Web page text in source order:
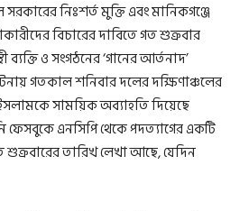
নিঃশর্ত মুক্তি এবং মানিকগঞ্জে
বিচারের দাবিতে গত শুক্রবার
ব্যক্তি ও সংগঠনের ‘গানের আর্তনাদ’
গতকাল শনিবার দলের দক্ষিণাঞ্চলের
সাময়িক অব্যাহতি দিয়েছে
ফেসবুকে এনসিপি থেকে পদত্যাগের একটি
শুক্রবারের তারিখ লেখা আছে, যেদিন